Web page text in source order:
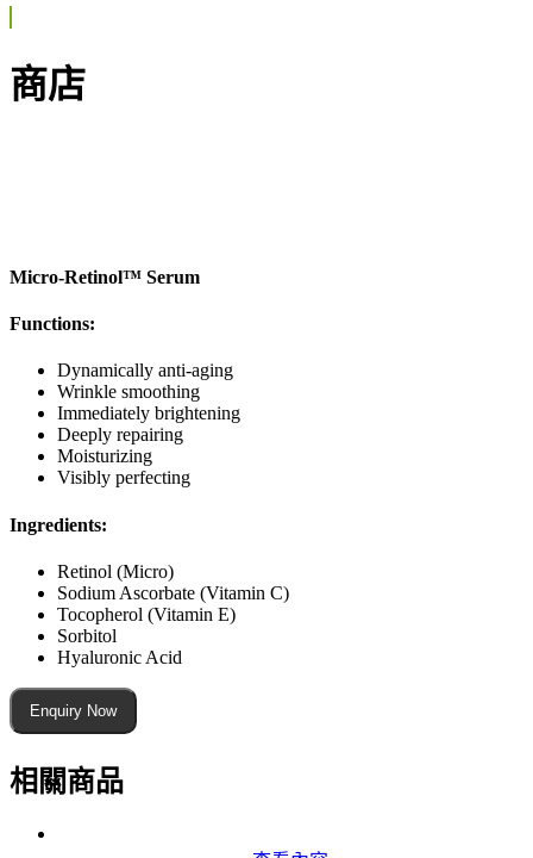
商店
Micro-Retinol™ Serum
Functions:
Dynamically anti-aging
Wrinkle smoothing
Immediately brightening
Deeply repairing
Moisturizing
Visibly perfecting
Ingredients:
Retinol (Micro)
Sodium Ascorbate (Vitamin C)
Tocopherol (Vitamin E)
Sorbitol
Hyaluronic Acid
Enquiry Now
相關商品